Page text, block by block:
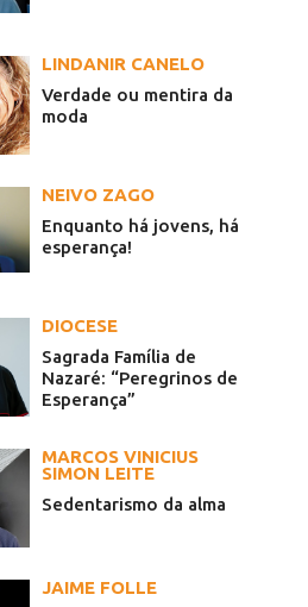
LINDANIR CANELO
Verdade ou mentira da
moda
NEIVO ZAGO
Enquanto há jovens, há
esperança!
DIOCESE
Sagrada Família de
Nazaré: “Peregrinos de
Esperança”
MARCOS VINICIUS
SIMON LEITE
Sedentarismo da alma
JAIME FOLLE